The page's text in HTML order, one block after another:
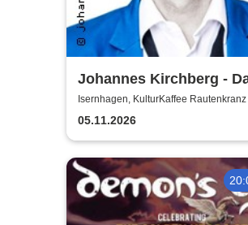
Johannes Kirchberg -
bin dagegen ich
Isernhagen, KulturKaffee Rautenkranz
05.11.2026